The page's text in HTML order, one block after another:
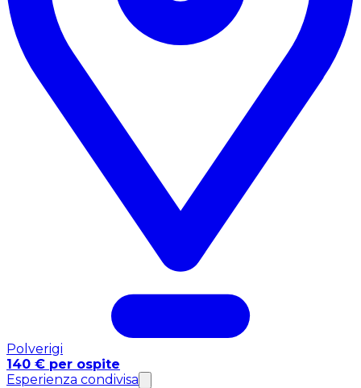
Polverigi
140 € per ospite
Esperienza condivisa